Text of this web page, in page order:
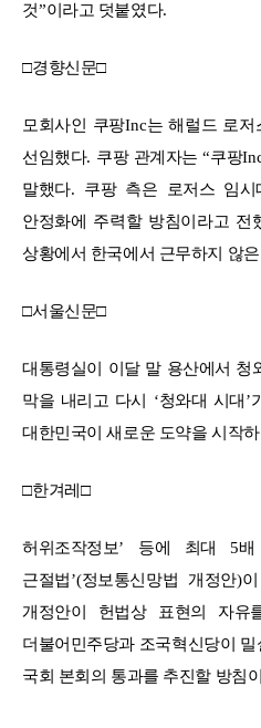
것”이라고 덧붙였다.
□경향신문□
모회사인 쿠팡Inc는 해럴드 로저
선임했다. 쿠팡 관계자는“쿠팡
말했다. 쿠팡 측은 로저스 임
안정화에 주력할 방침이라고 전
상황에서 한국에서 근무하지 않
□서울신문□
대통령실이 이달 말 용산에서 청
막을 내리고 다시 ‘청와대 시대 ’
대한민국이 새로운 도약을 시작
□한겨레 □
허위조작정보’ 등에 최대5
근절법’(정보통신망법 개정안)
개정안이 헌법상 표현의 자
더불어민주당과 조국혁신당이
국회 본회의 통과를 추진할 방침